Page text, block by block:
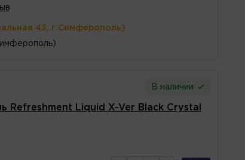
43, г.Симферополь)
В наличии
Refreshment Liquid X-Ver Black Crystal